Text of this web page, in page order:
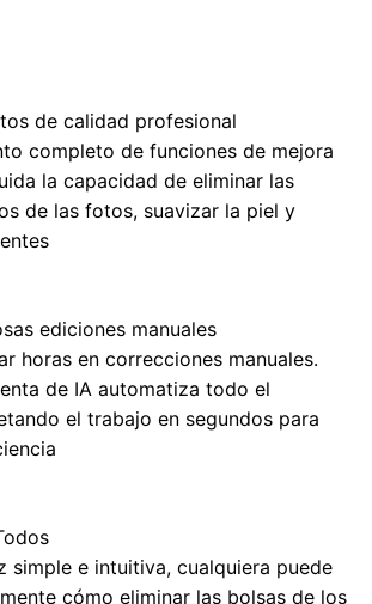
de calidad profesional
completo de funciones de mejora
la capacidad de eliminar las
de las fotos, suavizar la piel y
ediciones manuales
horas en correcciones manuales.
de IA automatiza todo el
el trabajo en segundos para
simple e intuitiva, cualquiera puede
cómo eliminar las bolsas de los